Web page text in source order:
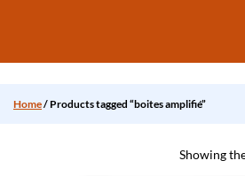
Home/ Products tagged “boites amplifié”
Showing